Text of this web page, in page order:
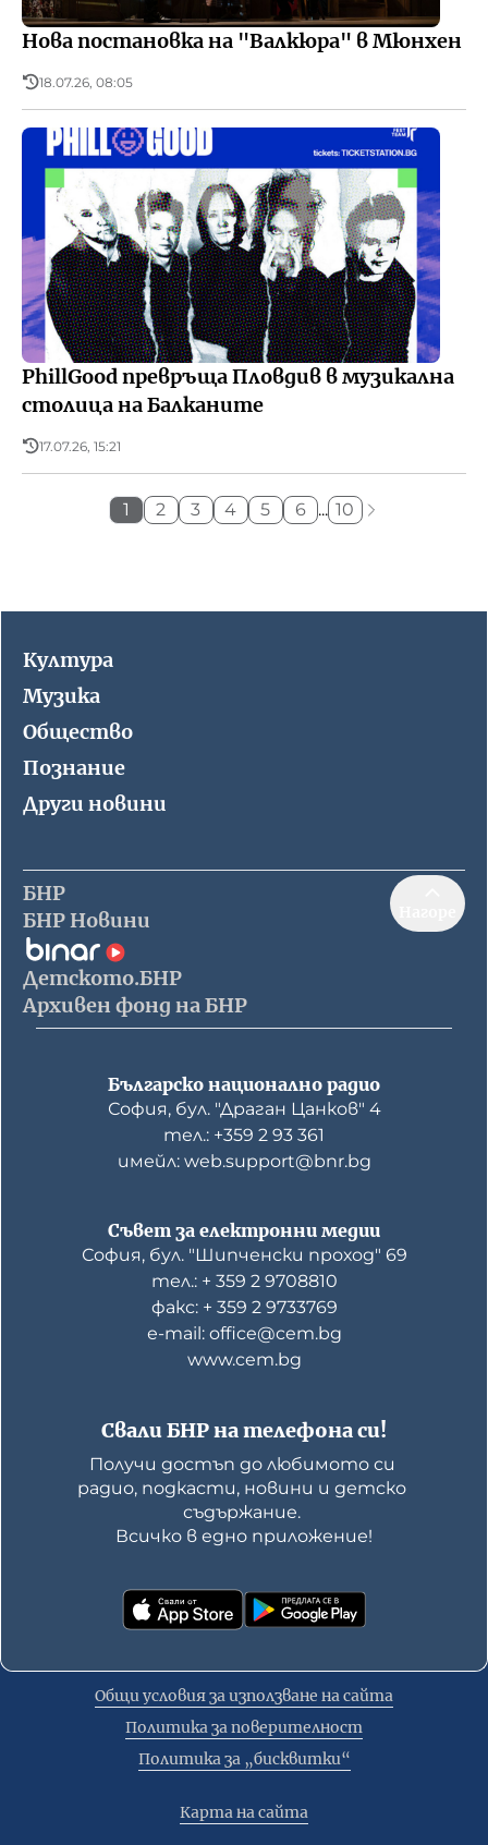
Нова постановка на "Валкюра" в Мюнхен
18.07.26, 08:05
PhillGood превръща Пловдив в музикална
столица на Балканите
17.07.26, 15:21
1 2 3 4 5 6 ... 10
Култура
Музика
Общество
Познание
Други новини
БНР
БНР Новини
Детското.БНР
Архивен фонд на БНР
Българско национално радио
София, бул. "Драган Цанков" 4
тел.: +359 2 93 361
имейл: web.support@bnr.bg
Свали БНР на телефона си!
Получи достъп до любимото си
радио, подкасти, новини и детско
съдържание.
Всичко в едно приложение!
Съвет за електронни медии
София, бул. "Шипченски проход" 69
тел.: + 359 2 9708810
факс: + 359 2 9733769
е-mail: office@cem.bg
www.cem.bg
Общи условия за използване на сайта
Политика за поверителност
Политика за „бисквитки“
Карта на сайта